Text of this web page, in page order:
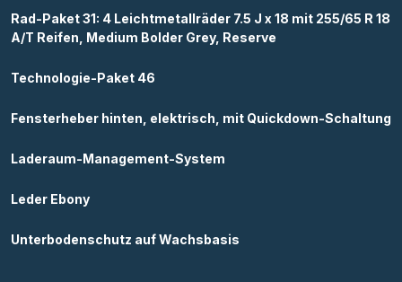
Rad-Paket 31: 4 Leichtmetallräder 7.5 J x 18 mit 255/65 R 18
A/T Reifen, Medium Bolder Grey, Reserve
Technologie-Paket 46
Fensterheber hinten, elektrisch, mit Quickdown-Schaltung
Laderaum-Management-System
Leder Ebony
Unterbodenschutz auf Wachsbasis